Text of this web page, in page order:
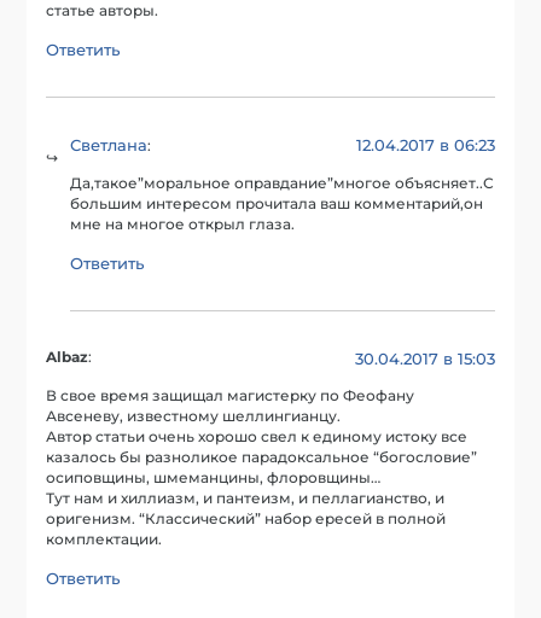
статье авторы.
Ответить
Светлана: 12.04.2017 в 06:23
Да,такое”моральное оправдание”многое объясняет..С
большим интересом прочитала ваш комментарий,он
мне на многое открыл глаза.
Ответить
Albaz: 30.04.2017 в 15:03
В свое время защищал магистерку по Феофану
Авсеневу, известному шеллингианцу.
Автор статьи очень хорошо свел к единому истоку все
казалось бы разноликое парадоксальное “богословие”
осиповщины, шмеманцины, флоровщины…
Тут нам и хиллиазм, и пантеизм, и пеллагианство, и
оригенизм. “Классический” набор ересей в полной
комплектации.
Ответить